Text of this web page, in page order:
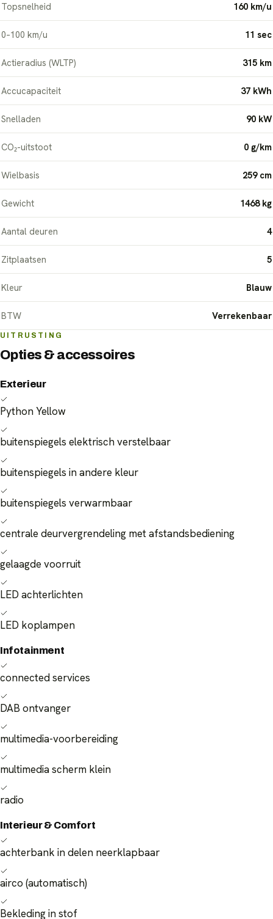
Topsnelheid 160 km/u
0–100 km/u 11 sec
Actieradius (WLTP) 315 km
Accucapaciteit 37 kWh
Snelladen 90 kW
CO₂-uitstoot 0 g/km
Wielbasis 259 cm
Gewicht 1468 kg
Aantal deuren 4
Zitplaatsen 5
Kleur Blauw
BTW Verrekenbaar
UITRUSTING
Opties & accessoires
Exterieur
Python Yellow
buitenspiegels elektrisch verstelbaar
buitenspiegels in andere kleur
buitenspiegels verwarmbaar
centrale deurvergrendeling met afstandsbediening
gelaagde voorruit
LED achterlichten
LED koplampen
Infotainment
connected services
DAB ontvanger
multimedia-voorbereiding
multimedia scherm klein
radio
Interieur & Comfort
achterbank in delen neerklapbaar
airco (automatisch)
Bekleding in stof